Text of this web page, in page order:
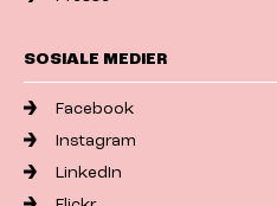
SOSIALE MEDIER
Facebook
Instagram
LinkedIn